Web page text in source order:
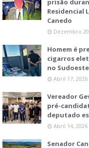
prisão
Residencial
Canedo
Dezembro
Homem é
cigarros
no
Abril 17, 2026
Vereador
pré-
deputado
Abril 14, 2026
Senador